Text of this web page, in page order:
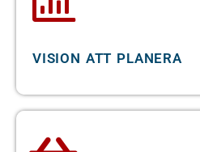
Vår passion är att hjälpa
bokföring, vilket frigör tid
ska kunna ägna dig åt det
hjälp får du mer än bara
en partner som är
VISION ATT PLANERA